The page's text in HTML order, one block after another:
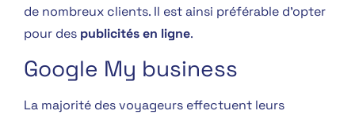
de nombreux clients. Il est ainsi préférable d’opter
pour des publicités en ligne.
Google My business
La majorité des voyageurs effectuent leurs